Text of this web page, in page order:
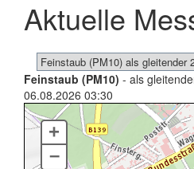
Aktuelle
Feinstaub (PM10) - als
06.08.2026 03:30
+
–